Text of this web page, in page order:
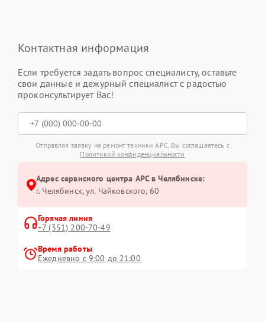
Контактная информация
Если требуется задать вопрос специалисту, оставьте
свои данные и дежурный специалист с радостью
проконсультирует Вас!
Отправляя заявку на ремонт техники APC, Вы соглашаетесь с
Политикой конфиденциальности
Адрес сервисного центра APC в Челябинске:
г. Челябинск, ул. Чайковского, 60
Горячая линия
+7 (351) 200-70-49
Время работы
Ежедневно с 9:00 до 21:00